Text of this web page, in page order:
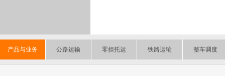
产品与业务 公路运输 零担托运 铁路运输 整车调度